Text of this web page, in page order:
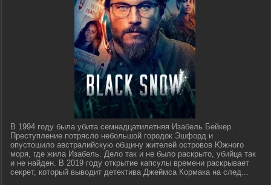
В 1994 году была убита семнадцатилетняя Изабель Бейкер.
Преступление потрясло небольшой городок Эшфорд и
опустошило австралийскую общину жителей островов Южного
моря, где жила Изабель. Дело так и не было раскрыто, убийца так
и не найден. В 2019 году открытие капсулы времени раскрывает
секрет, который выводит детектива Джеймса Кормака на след...